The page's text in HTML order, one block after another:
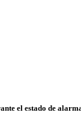
el estado de